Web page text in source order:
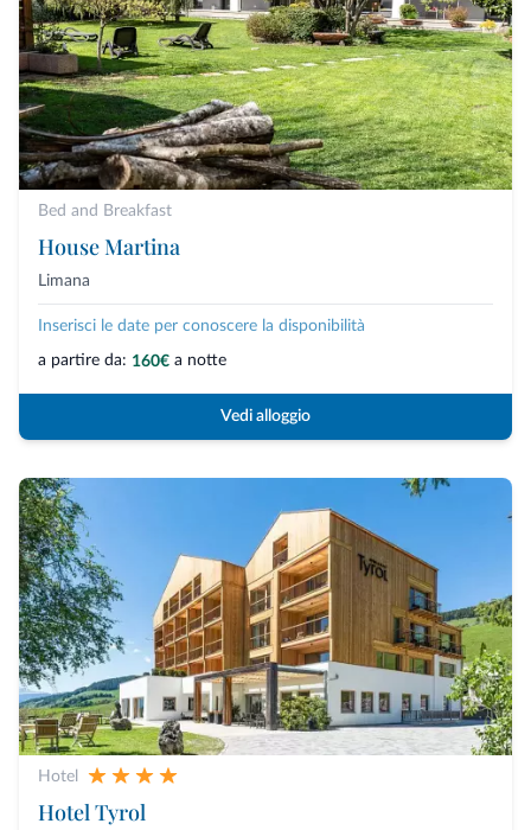
Bed and Breakfast
House Martina
Limana
Inserisci le date per conoscere la disponibilità
a partire da: 160€ a notte
Vedi alloggio
Hotel
Hotel Tyrol